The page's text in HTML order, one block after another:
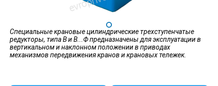
Специальные крановые цилиндрические трехступенчатые
редукторы, типа В и В...Ф предназначены для эксплуатации в
вертикальном и наклонном положении в приводах
механизмов передвижения кранов и крановых тележек.